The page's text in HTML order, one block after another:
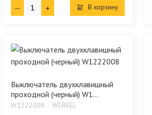
В корзину
Выключатель двухклавишный
проходной (черный) W1...
W1222008 WERKEL